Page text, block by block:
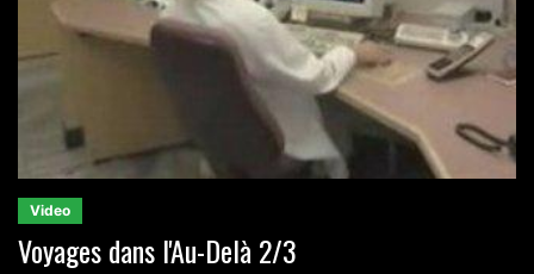
Video
Voyages dans l'Au-Delà 2/3